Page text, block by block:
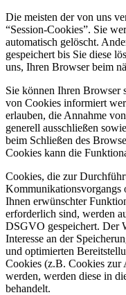
Die meisten der von uns
“Session-Cookies”. Sie
automatisch gelöscht.
gespeichert bis Sie diese
uns, Ihren Browser beim
Sie können Ihren Browser
von Cookies informiert
erlauben, die Annahme
generell ausschließen
beim Schließen des
Cookies kann die
Cookies, die zur
Kommunikationsvorgangs
Ihnen erwünschter
erforderlich sind, werden
DSGVO gespeichert. Der
Interesse an der
und optimierten
Cookies (z.B. Cookies zur
werden, werden diese in
behandelt.